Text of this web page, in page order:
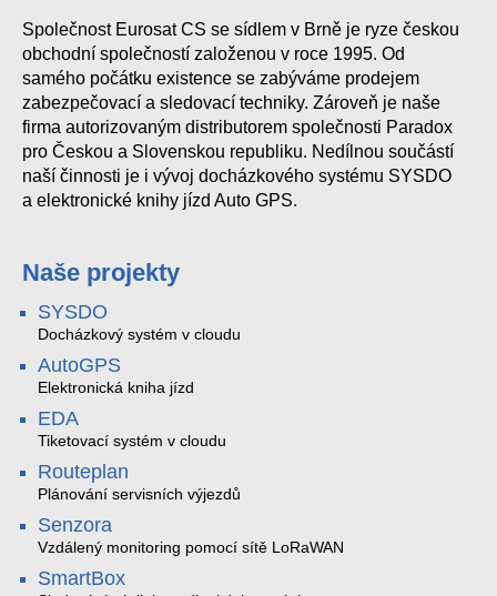
Společnost Eurosat CS se sídlem v Brně je ryze českou
obchodní společností založenou v roce 1995. Od
samého počátku existence se zabýváme prodejem
zabezpečovací a sledovací techniky. Zároveň je naše
firma autorizovaným distributorem společnosti Paradox
pro Českou a Slovenskou republiku. Nedílnou součástí
naší činnosti je i vývoj docházkového systému SYSDO
a elektronické knihy jízd Auto GPS.
Naše projekty
SYSDO
Docházkový systém v cloudu
AutoGPS
Elektronická kniha jízd
EDA
Tiketovací systém v cloudu
Routeplan
Plánování servisních výjezdů
Senzora
Vzdálený monitoring pomocí sítě LoRaWAN
SmartBox